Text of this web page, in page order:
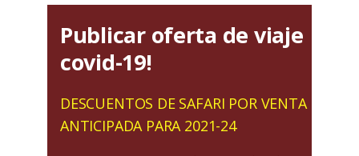
Publicar oferta de viaje
covid-19!
DESCUENTOS DE SAFARI POR VENTA
ANTICIPADA PARA 2021-24